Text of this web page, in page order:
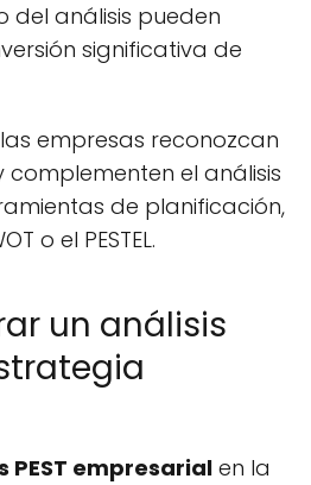
del análisis pueden
significativa de
empresas reconozcan
complementen el análisis
de planificación,
o el PESTEL.
un análisis
PEST empresarial en la